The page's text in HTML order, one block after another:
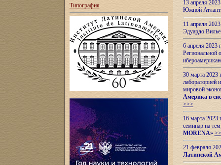
Типография
13 апреля
Южной
11 апреля
Эдуардо
6 апреля
Региональной
30 марта 2023
лабораторией
мировой
Америка в
>>>
16 марта 2023
семинар на
MORENA»
21 февраля
Латинской